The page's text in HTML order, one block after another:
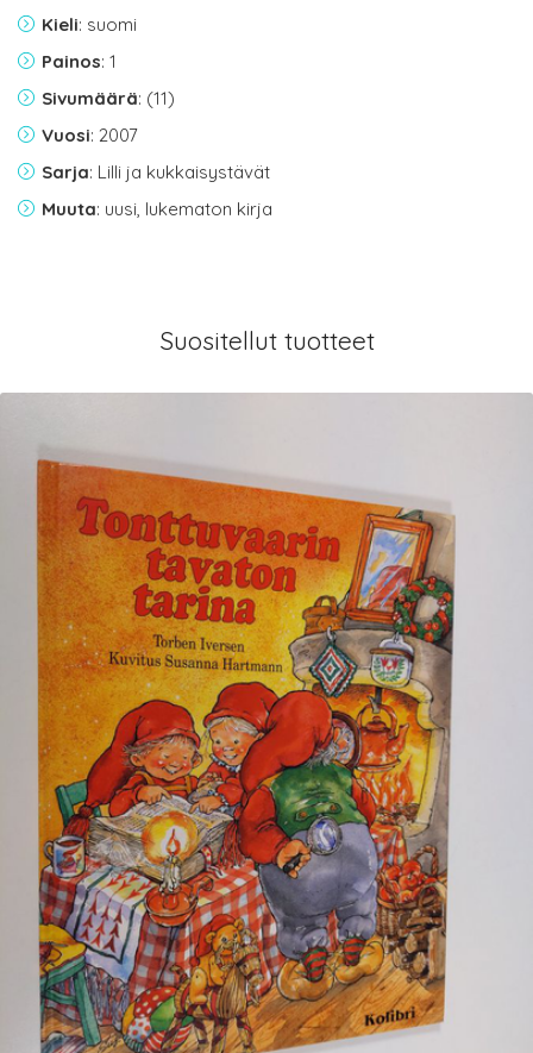
Kieli: suomi
Painos: 1
Sivumäärä: (11)
Vuosi: 2007
Sarja: Lilli ja kukkaisystävät
Muuta: uusi, lukematon kirja
Suositellut tuotteet